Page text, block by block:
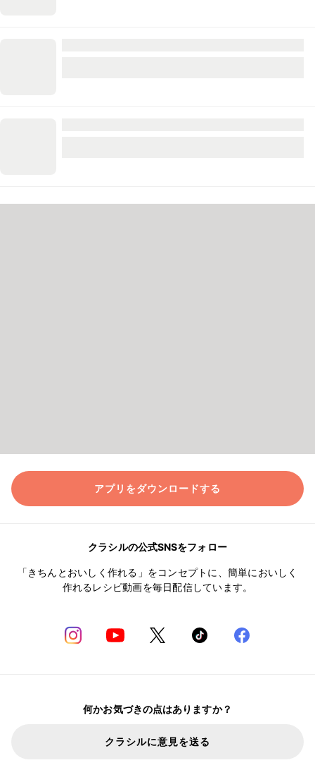
アプリをダウンロードする
クラシルの公式SNSをフォロー
「きちんとおいしく作れる」をコンセプトに、簡単においしく
作れるレシピ動画を毎日配信しています。
何かお気づきの点はありますか？
クラシルに意見を送る